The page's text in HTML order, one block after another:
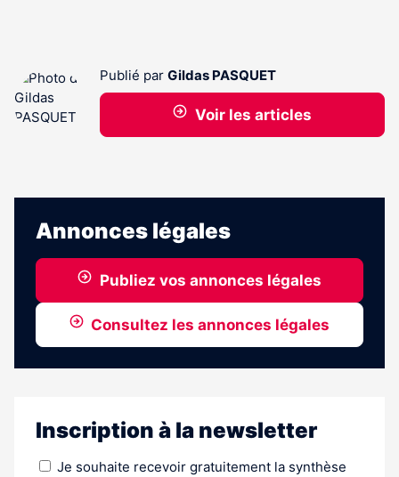
Publié par Gildas PASQUET
Voir les articles
Annonces légales
Publiez vos annonces légales
Consultez les annonces légales
Inscription à la newsletter
Je souhaite recevoir gratuitement la synthèse